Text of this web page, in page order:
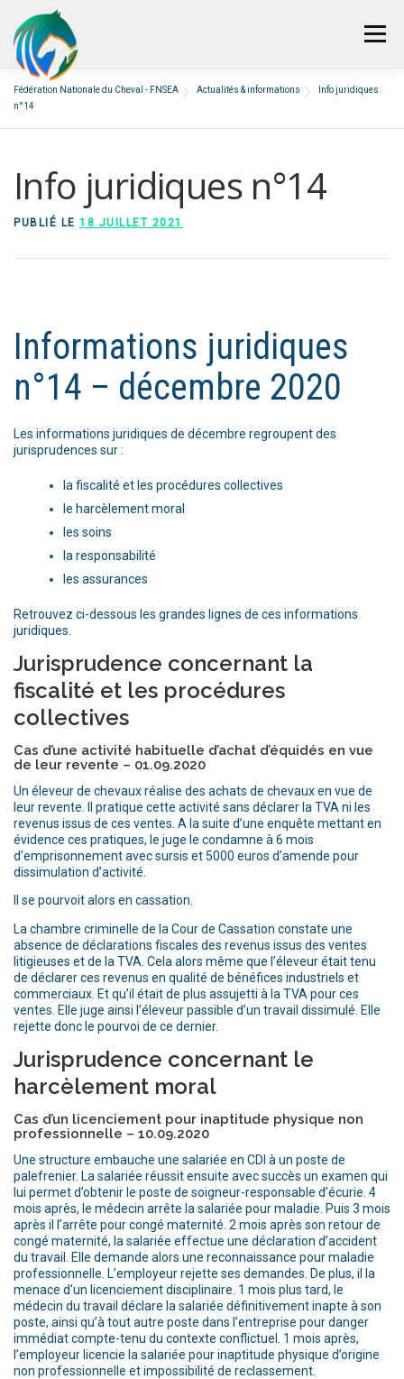
contenu
Menu
QUI SOMMES-NOUS ?
ACTUALITÉS & INFORMATIONS
PRESSE
Fédération Nationale du Cheval - FNSEA Actualités & informations
Info juridiques
n°14
Info juridiques n°14
PUBLIÉ LE 18 JUILLET 2021
Informations juridiques
n°14 – décembre 2020
Les informations juridiques de décembre regroupent des
jurisprudences sur :
la fiscalité et les procédures collectives
le harcèlement moral
les soins
la responsabilité
les assurances
Retrouvez ci-dessous les grandes lignes de ces informations
juridiques.
Jurisprudence concernant la
fiscalité et les procédures
collectives
Cas d’une activité habituelle d’achat d’équidés en vue
de leur revente – 01.09.2020
Un éleveur de chevaux réalise des achats de chevaux en vue de
leur revente. Il pratique cette activité sans déclarer la TVA ni les
revenus issus de ces ventes. A la suite d’une enquête mettant en
évidence ces pratiques, le juge le condamne à 6 mois
d’emprisonnement avec sursis et 5000 euros d’amende pour
dissimulation d’activité.
Il se pourvoit alors en cassation.
La chambre criminelle de la Cour de Cassation constate une
absence de déclarations fiscales des revenus issus des ventes
litigieuses et de la TVA. Cela alors même que l’éleveur était tenu
de déclarer ces revenus en qualité de bénéfices industriels et
commerciaux. Et qu’il était de plus assujetti à la TVA pour ces
ventes. Elle juge ainsi l’éleveur passible d’un travail dissimulé. Elle
rejette donc le pourvoi de ce dernier.
Jurisprudence concernant le
harcèlement moral
Cas d’un licenciement pour inaptitude physique non
professionnelle – 10.09.2020
Une structure embauche une salariée en CDI à un poste de
palefrenier. La salariée réussit ensuite avec succès un examen qui
lui permet d’obtenir le poste de soigneur-responsable d’écurie. 4
mois après, le médecin arrête la salariée pour maladie. Puis 3 mois
après il l’arrête pour congé maternité. 2 mois après son retour de
congé maternité, la salariée effectue une déclaration d’accident
du travail. Elle demande alors une reconnaissance pour maladie
professionnelle. L’employeur rejette ses demandes. De plus, il la
menace d’un licenciement disciplinaire. 1 mois plus tard, le
médecin du travail déclare la salariée définitivement inapte à son
poste, ainsi qu’à tout autre poste dans l’entreprise pour danger
immédiat compte-tenu du contexte conflictuel. 1 mois après,
l’employeur licencie la salariée pour inaptitude physique d’origine
non professionnelle et impossibilité de reclassement.